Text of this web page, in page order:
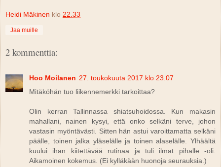
Heidi Mäkinen klo 22.33
Jaa muille
2 kommenttia:
Hoo Moilanen 27. toukokuuta 2017 klo 23.07
Mitäköhän tuo liikennemerkki tarkoittaa?
Olin kerran Tallinnassa shiatsuhoidossa. Kun makasin
mahallani, nainen kysyi, että onko selkäni terve, johon
vastasin myöntävästi. Sitten hän astui varoittamatta selkäni
päälle, toinen jalka yläselälle ja toinen alaselälle. Ylhäältä
kuului ihan kiitettävää rutinaa ja tuli ilmat pihalle -oli.
Aikamoinen kokemus. (Ei kylläkään huonoja seurauksia.)